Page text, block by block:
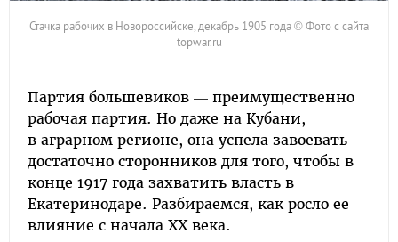
Стачка рабочих в Новороссийске, декабрь 1905 года © Фото с сайта
topwar.ru
Партия большевиков — преимущественно
рабочая партия. Но даже на Кубани,
в аграрном регионе, она успела завоевать
достаточно сторонников для того, чтобы в
конце 1917 года захватить власть в
Екатеринодаре. Разбираемся, как росло ее
влияние с начала ХХ века.